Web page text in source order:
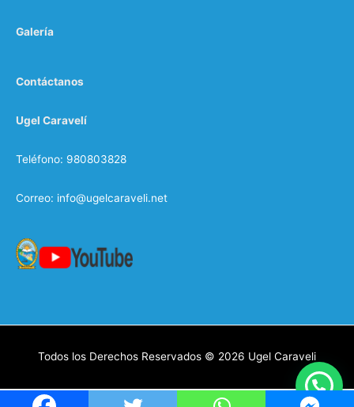
Galería
Contáctanos
Ugel Caravelí
Teléfono: 980803828
Correo: info@ugelcaraveli.net
Todos los Derechos Reservados © 2026 Ugel Caraveli